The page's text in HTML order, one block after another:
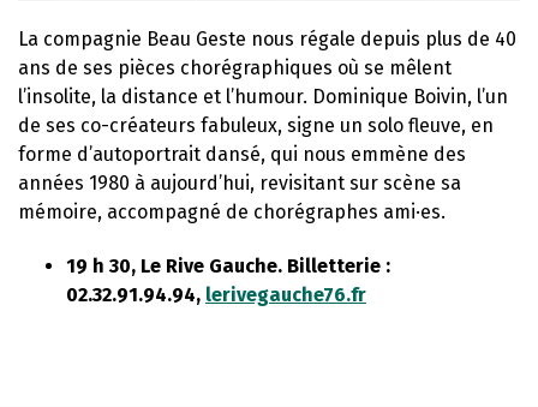
La compagnie Beau Geste nous régale depuis plus de 40
ans de ses pièces chorégraphiques où se mêlent
l’insolite, la distance et l’humour. Dominique Boivin, l’un
de ses co-créateurs fabuleux, signe un solo fleuve, en
forme d’autoportrait dansé, qui nous emmène des
années 1980 à aujourd’hui, revisitant sur scène sa
mémoire, accompagné de chorégraphes ami·es.
19 h 30, Le Rive Gauche. Billetterie :
02.32.91.94.94, lerivegauche76.fr